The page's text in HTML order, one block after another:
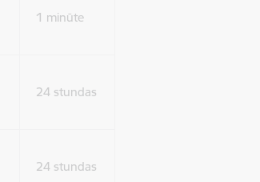
1 minūte
24 stundas
24 stundas